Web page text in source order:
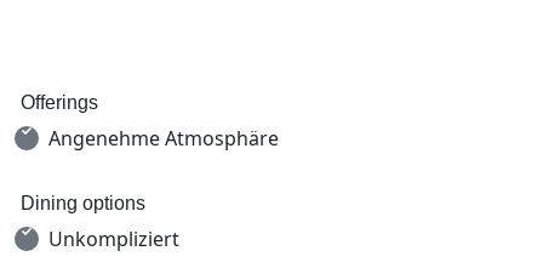
Offerings
Angenehme Atmosphäre
Dining options
Unkompliziert